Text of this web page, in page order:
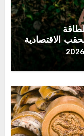
الاقتصادية